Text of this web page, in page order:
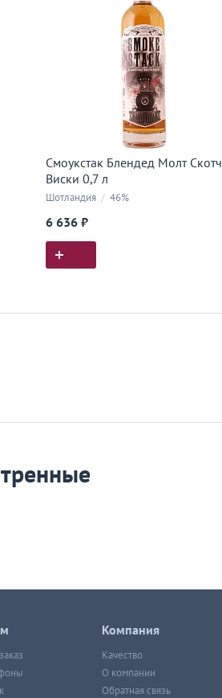
Смоукстак Блендед Молт Скотч
Виски 0,7 л
Шотландия / 46%
6 636 ₽
Компания
Качество
О компании
Обратная связь